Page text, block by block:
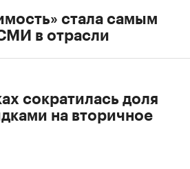
стала самым
в отрасли
сократилась доля
на вторичное